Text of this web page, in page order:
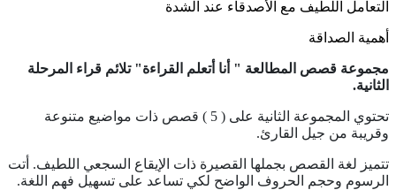
التعامل اللطيف مع الأصدقاء عند الشدة
أهمية الصداقة
مجموعة قصص المطالعة " أنا أتعلم القراءة" تلائم قراء المرحلة
الثانية.
تحتوي المجموعة الثانية على ( 5 ) قصص ذات مواضيع متنوعة
وقريبة من جيل القارئ.
تتميز لغة القصص بجملها القصيرة ذات الإيقاع السجعي اللطيف. أتت
الرسوم وحجم الحروف الواضح لكي تساعد على تسهيل فهم اللغة.